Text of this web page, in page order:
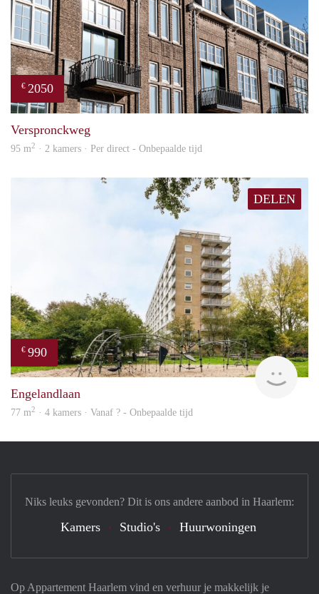
€ 2050
Verspronckweg
95 m2 · 2 kamers · Per direct - Onbepaalde tijd
DELEN
€ 990
Engelandlaan
77 m2 · 4 kamers · Vanaf ? - Onbepaalde tijd
Op Appartement Haarlem vind en verhuur je makkelijk je
Niks leuks gevonden? Dit is ons andere aanbod in Haarlem:
Kamers Studio's Huurwoningen